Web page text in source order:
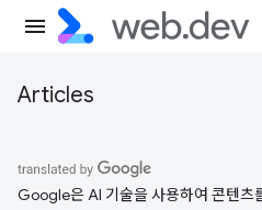
Articles
Google은 AI 기술을 사용하여 콘텐츠